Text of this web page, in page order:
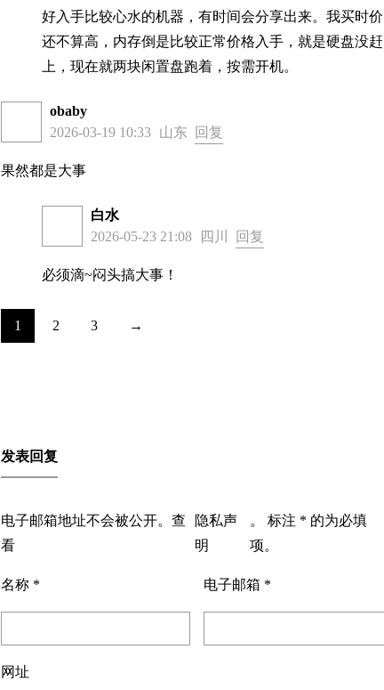
好入手比较心水的机器，有时间会分享出来。我买时价
还不算高，内存倒是比较正常价格入手，就是硬盘没赶
上，现在就两块闲置盘跑着，按需开机。
obaby
2026-03-19 10:33
山东 回复
果然都是大事
白水
2026-05-23 21:08
四川 回复
必须滴~闷头搞大事！
1 2 3 →
发表回复
电子邮箱地址不会被公开。查
看
隐私声
明
。 标注 * 的为必填
项。
名称 * 电子邮箱 *
网址